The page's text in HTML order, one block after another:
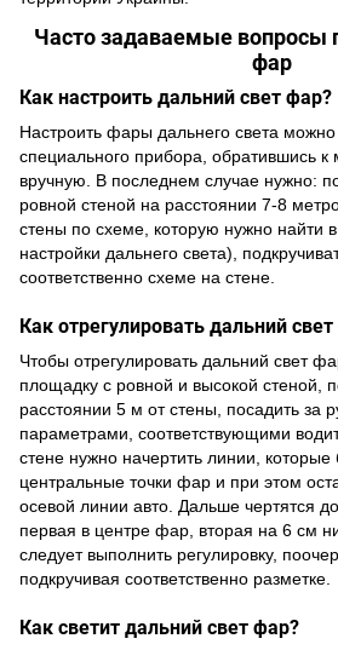
Чacтo зaдaвaeмыe вoпpocы
фар
Как настроить дальний свет фар?
Настроить фары дальнего света
специального прибора, обратившись
вручную. В последнем случае нужно:
ровной стеной на расстоянии 7-8
стены по схеме, которую нужно найти
настройки дальнего света),
соответственно схеме на стене.
Как отрегулировать дальний
Чтобы отрегулировать дальний свет
площадку с ровной и высокой стеной,
расстоянии 5 м от стены, посадить за
параметрами, соответствующими
стене нужно начертить линии, которые
центральные точки фар и при этом
осевой линии авто. Дальше чертятся
первая в центре фар, вторая на 6 см
следует выполнить регулировку,
подкручивая соответственно разметке.
Как светит дальний свет фар?